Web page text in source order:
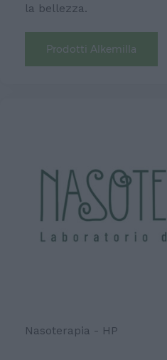
la bellezza.
Prodotti Alkemilla
Nasoterapia - HP